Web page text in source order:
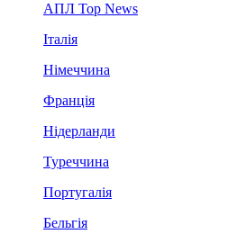
АПЛ Top News
Італія
Німеччина
Франція
Нідерланди
Туреччина
Португалія
Бельгія